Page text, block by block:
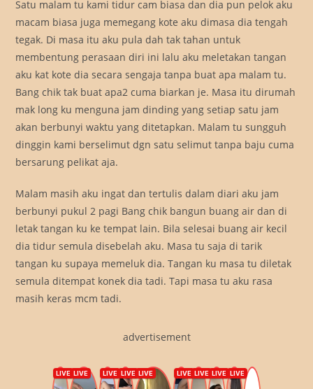
Satu malam tu kami tidur cam biasa dan dia pun pelok aku
macam biasa juga memegang kote aku dimasa dia tengah
tegak. Di masa itu aku pula dah tak tahan untuk
membentung perasaan diri ini lalu aku meletakan tangan
aku kat kote dia secara sengaja tanpa buat apa malam tu.
Bang chik tak buat apa2 cuma biarkan je. Masa itu dirumah
mak long ku menguna jam dinding yang setiap satu jam
akan berbunyi waktu yang ditetapkan. Malam tu sungguh
dinggin kami berselimut dgn satu selimut tanpa baju cuma
bersarung pelikat aja.
Malam masih aku ingat dan tertulis dalam diari aku jam
berbunyi pukul 2 pagi Bang chik bangun buang air dan di
letak tangan ku ke tempat lain. Bila selesai buang air kecil
dia tidur semula disebelah aku. Masa tu saja di tarik
tangan ku supaya memeluk dia. Tangan ku masa tu diletak
semula ditempat konek dia tadi. Tapi masa tu aku rasa
masih keras mcm tadi.
advertisement